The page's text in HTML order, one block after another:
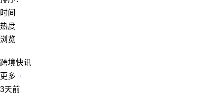
时间
热度
浏览
跨境快讯
更多
3天前